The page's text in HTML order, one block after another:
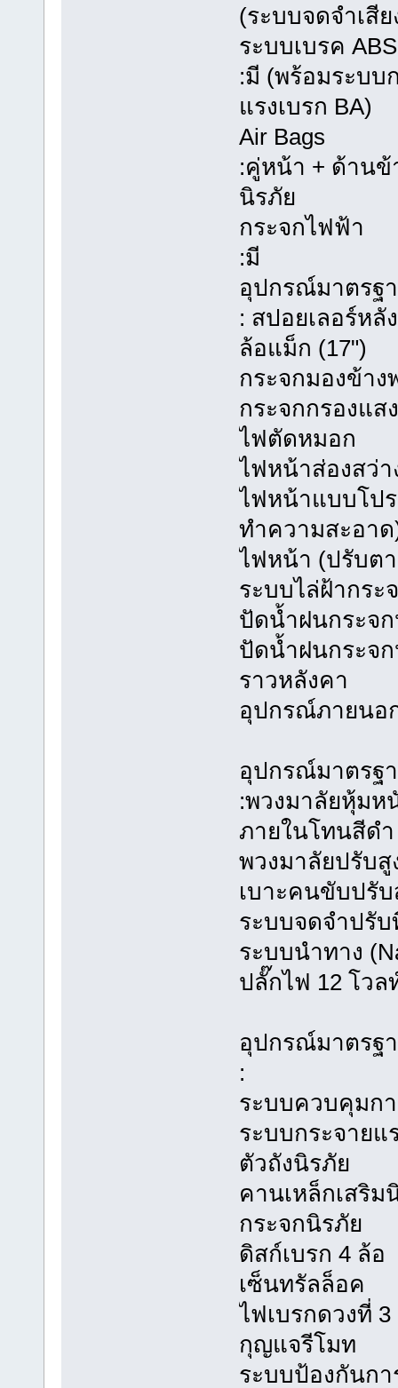
(ระบบจดจำเสีย
ระบบเบรค ABS
:มี (พร้อมระบบ
แรงเบรก BA)
Air Bags
:คู่หน้า + ด้าน
นิรภัย
กระจกไฟฟ้า
:มี
อุปกรณ์มาตรฐ
: สปอยเลอร์หลั
ล้อแม็ก (17")
กระจกมองข้าง
กระจกกรองแสง
ไฟตัดหมอก
ไฟหน้าส่องสว่
ไฟหน้าแบบโป
ทำความสะอา
ไฟหน้า (ปรับต
ระบบไล่ฝ้ากระ
ปัดน้ำฝนกระจ
ปัดน้ำฝนกระจ
ราวหลังคา
อุปกรณ์ภายนอ
อุปกรณ์มาตรฐ
:พวงมาลัยหุ้มห
ภายในโทนสีดำ
พวงมาลัยปรับสู
เบาะคนขับปรั
ระบบจดจำปรั
ระบบนำทาง
ปลั๊กไฟ 12 โว
อุปกรณ์มาตรฐ
:
ระบบควบคุมก
ระบบกระจายแ
ตัวถังนิรภัย
คานเหล็กเสริม
กระจกนิรภัย
ดิสก์เบรก 4 ล้อ
เซ็นทรัลล็อค
ไฟเบรกดวงที่ 3
กุญแจรีโมท
ระบบป้องกันกา